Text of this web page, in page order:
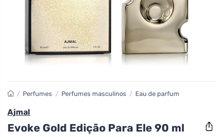
/ Perfumes / Perfumes masculinos / Eau de parfum
Ajmal
Evoke Gold Edição Para Ele 90 ml